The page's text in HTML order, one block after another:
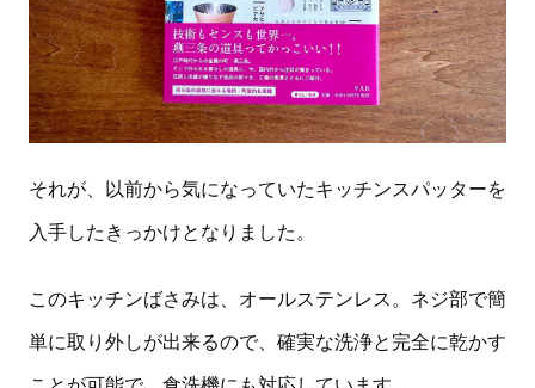
それが、以前から気になっていたキッチンスパッターを
入手したきっかけとなりました。
このキッチンばさみは、オールステンレス。ネジ部で簡
単に取り外しが出来るので、確実な洗浄と完全に乾かす